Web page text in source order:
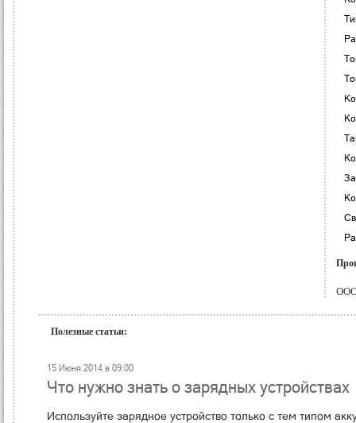
ООО
Полезные статьи:
15 Июня 2014 в 09:00
Что нужно знать о зарядных устройствах
Используйте зарядное устройство только с тем типом